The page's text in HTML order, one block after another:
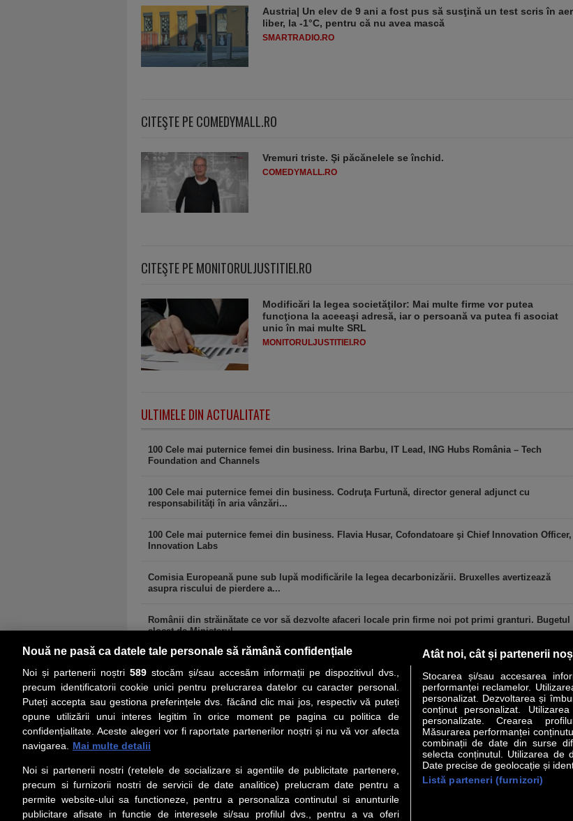
Austria| Un elev de 9 ani a fost pus să susţină un test scris în aer
liber, la -1°C, pentru că nu avea mască
SMARTRADIO.RO
CITEŞTE PE COMEDYMALL.RO
Vremuri triste. Şi păcănelele se închid.
COMEDYMALL.RO
CITEŞTE PE MONITORULJUSTITIEI.RO
Modificări la legea societăţilor: Mai multe firme vor putea
funcţiona la aceeaşi adresă, iar o persoană va putea fi asociat
unic în mai multe SRL
MONITORULJUSTITIEI.RO
ULTIMELE DIN ACTUALITATE
100 Cele mai puternice femei din business. Irina Barbu, IT Lead, ING Hubs România – Tech
Foundation and Channels
100 Cele mai puternice femei din business. Codruţa Furtună, director general adjunct cu
responsabilităţi în aria vânzări...
100 Cele mai puternice femei din business. Flavia Husar, Cofondatoare şi Chief Innovation Officer,
Innovation Labs
Comisia Europeană pune sub lupă modificările la legea decarbonizării. Bruxelles avertizează
asupra riscului de pierdere a...
Românii din străinătate ce vor să dezvolte afaceri locale prin firme noi pot primi granturi. Bugetul
alocat de Ministerul...
PRIMA PAGINĂ COVER STORY LIDERI ANALIZE HI-TECH MEET
Social
Urmareste-ne pe Facebook
iarul Financiar
Despre Noi
Contact Redactie
Politica de confidentialitate
Termeni si conditii
About cookies
Nouă ne pasă ca datele tale personale să rămână confidențiale
Noi și partenerii noștri 589stocăm și/sau accesăm informații pe dispozitivul dvs.,
precum identificatorii cookie unici pentru prelucrarea datelor cu caracter personal.
Puteți accepta sau gestiona preferințele dvs. făcând clic mai jos, respectiv vă puteți
opune utilizării unui interes legitim în orice moment pe pagina cu politica de
confidențialitate. Aceste alegeri vor fi raportate partenerilor noștri și nu vă vor afecta
navigarea.
Mai multe detalii
Noi si partenerii nostri (retelele de socializare si agentiile de publicitate partenere,
precum si furnizorii nostri de servicii de date analitice) prelucram date pentru a
permite website-ului sa functioneze, pentru a personaliza continutul si anunturile
publicitare afisate in functie de interesele si/sau profilul dvs., pentru a va oferi
Atât noi, cât și partenerii
Stocarea și/sau accesarea
performanței reclamelor.
personalizat. Dezvoltarea și
conținut personalizat.
personalizate. Crearea
Măsurarea performanței
combinații de date din surse
selecta conținutul. Utilizarea de
Date precise de geolocație și
Listă parteneri (furnizori)